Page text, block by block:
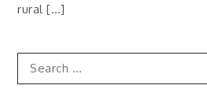
rural […]
Search